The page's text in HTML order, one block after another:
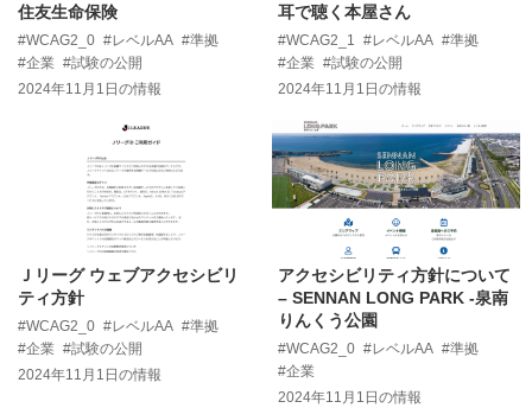
住友生命保険
#WCAG2_0 #レベルAA #準拠
#企業 #試験の公開
2024年11月1日の情報
耳で聴く本屋さん
#WCAG2_1 #レベルAA #準拠
#企業 #試験の公開
2024年11月1日の情報
Ｊリーグ ウェブアクセシビリ
ティ方針
#WCAG2_0 #レベルAA #準拠
#企業 #試験の公開
2024年11月1日 の情報
アクセシビリティ方針について
– SENNAN LONG PARK -泉南
りんくう公園
#WCAG2_0 #レベルAA #準拠
#企業
2024年11月1日 の情報